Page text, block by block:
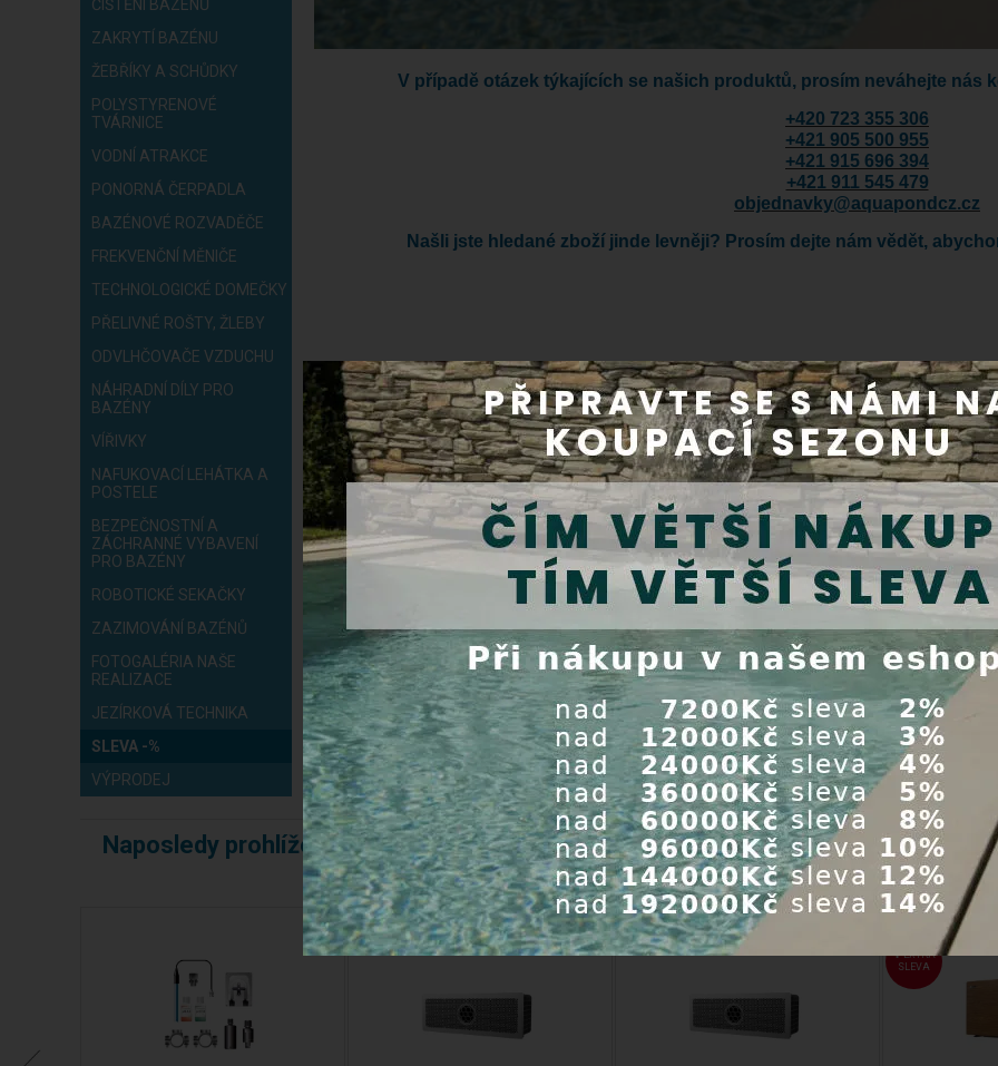
ČIŠTĚNÍ BAZÉNŮ
ZAKRYTÍ BAZÉNU
ŽEBŘÍKY A SCHŮDKY
POLYSTYRENOVÉ
TVÁRNICE
VODNÍ ATRAKCE
PONORNÁ ČERPADLA
BAZÉNOVÉ ROZVADĚČE
FREKVENČNÍ MĚNIČE
TECHNOLOGICKÉ DOMEČKY
PŘELIVNÉ ROŠTY, ŽLEBY
ODVLHČOVAČE VZDUCHU
NÁHRADNÍ DÍLY PRO
BAZÉNY
VÍŘIVKY
NAFUKOVACÍ LEHÁTKA A
POSTELE
BEZPEČNOSTNÍ A
ZÁCHRANNÉ VYBAVENÍ
PRO BAZÉNY
ROBOTICKÉ SEKAČKY
ZAZIMOVÁNÍ BAZÉNŮ
FOTOGALÉRIA NAŠE
REALIZACE
JEZÍRKOVÁ TECHNIKA
SLEVA -%
VÝPRODEJ
V případě otázek týkajících se našich produktů, prosím neváhejte nás
+420 723 355 306
+421 905 500 955
+421 915 696 394
+421 911 545 479
objednavky@aquapondcz.cz
Našli jste hledané zboží jinde levněji? Prosím dejte nám vědět,
Naposledy prohlížené produkty
EXTRA
SLEVA